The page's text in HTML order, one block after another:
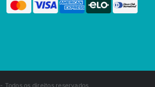
- Todos os direitos reservados